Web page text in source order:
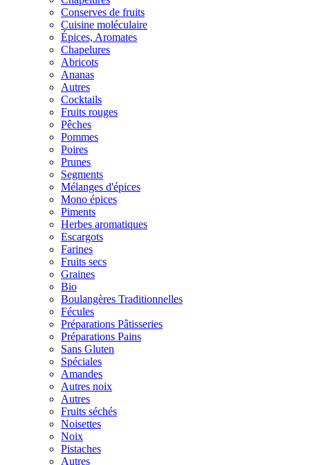
Conserves de fruits
Cuisine moléculaire
Épices, Aromates
Chapelures
Abricots
Ananas
Autres
Cocktails
Fruits rouges
Pêches
Pommes
Poires
Prunes
Segments
Mélanges d'épices
Mono épices
Piments
Herbes aromatiques
Escargots
Farines
Fruits secs
Graines
Bio
Boulangères Traditionnelles
Fécules
Préparations Pâtisseries
Préparations Pains
Sans Gluten
Spéciales
Amandes
Autres noix
Autres
Fruits séchés
Noisettes
Noix
Pistaches
Autres